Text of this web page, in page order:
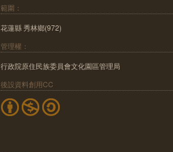
範圍：
花蓮縣 秀林鄉(972)
管理權：
行政院原住民族委員會文化園區管理局
後設資料創用CC